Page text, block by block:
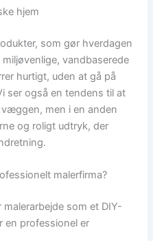
hjem
som gør hverdagen
vandbaserede
hurtigt, uden at gå på
ser også en tendens til at
men i en anden
og roligt udtryk, der
malerfirma?
som et DIY-
en professionel er